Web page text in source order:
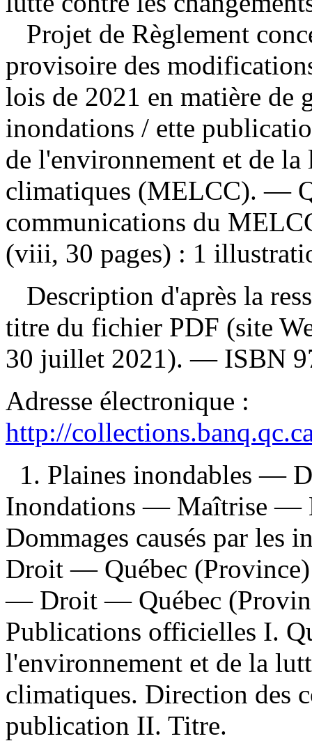
Projet de Règlement
provisoire des
lois de 2021 en matière de
inondations / ette
de l'environnement et de la
climatiques (MELCC). —
communications du
(viii, 30 pages) : 1
Description d'après la
titre du fichier PDF (site
30 juillet 2021). — ISBN
Adresse électronique :
http://
1. Plaines inondables —
Inondations — Maîtrise —
Dommages causés par
Droit — Québec
— Droit — Québec
Publications officielles I.
l'environnement et de la
climatiques. Direction des
publication II. Titre.